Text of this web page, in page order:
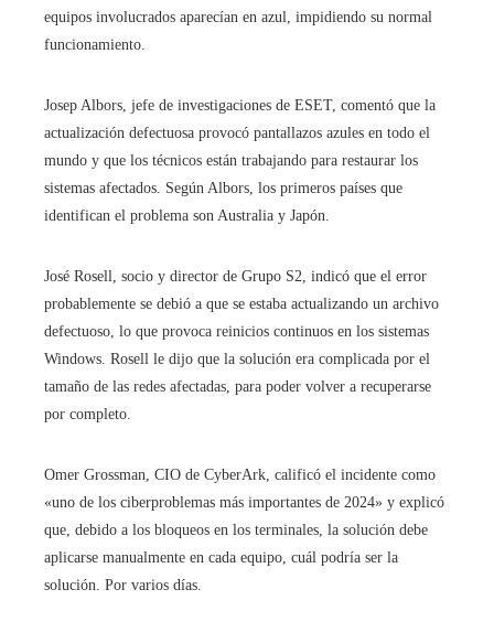
equipos involucrados aparecían en azul, impidiendo su normal
funcionamiento.
Josep Albors, jefe de investigaciones de ESET, comentó que la
actualización defectuosa provocó pantallazos azules en todo el
mundo y que los técnicos están trabajando para restaurar los
sistemas afectados. Según Albors, los primeros países que
identifican el problema son Australia y Japón.
José Rosell, socio y director de Grupo S2, indicó que el error
probablemente se debió a que se estaba actualizando un archivo
defectuoso, lo que provoca reinicios continuos en los sistemas
Windows. Rosell le dijo que la solución era complicada por el
tamaño de las redes afectadas, para poder volver a recuperarse
por completo.
Omer Grossman, CIO de CyberArk, calificó el incidente como
«uno de los ciberproblemas más importantes de 2024» y explicó
que, debido a los bloqueos en los terminales, la solución debe
aplicarse manualmente en cada equipo, cuál podría ser la
solución. Por varios días.